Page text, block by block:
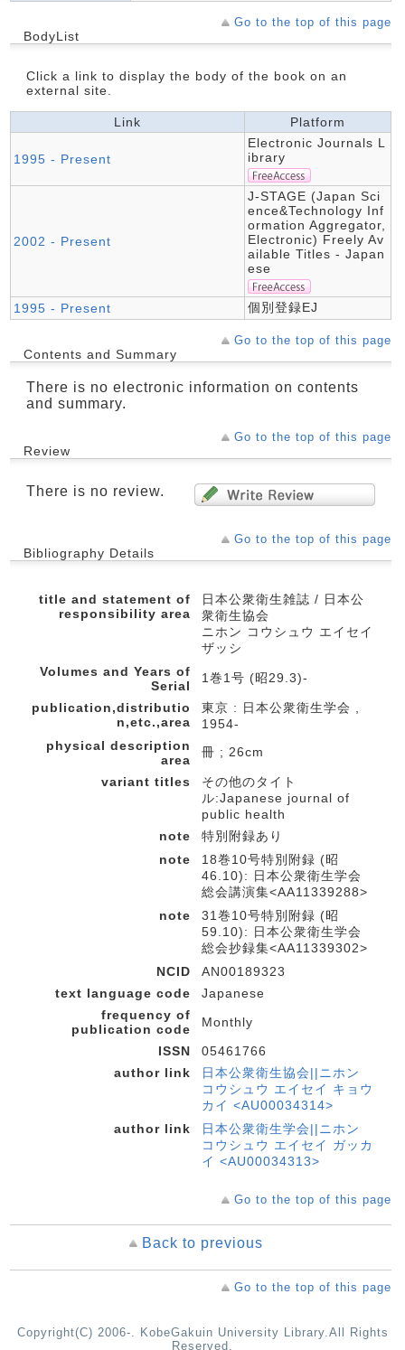
Go to the top of this page
BodyList
Click a link to display the body of the book on an
external site.
Link Platform
1995 - Present
Electronic Journals L
ibrary
2002 - Present
J-STAGE (Japan Sci
ence&Technology Inf
ormation Aggregator,
Electronic) Freely Av
ailable Titles - Japan
ese
1995 - Present 個別登録EJ
Go to the top of this page
Contents and Summary
There is no electronic information on contents
and summary.
Go to the top of this page
Review
There is no review.
Go to the top of this page
Bibliography Details
title and statement of
responsibility area
日本公衆衛生雑誌 / 日本公
衆衛生協会
ニホン コウシュウ エイセイ
ザッシ
Volumes and Years of
Serial
1巻1号 (昭29.3)-
publication,distributio
n,etc.,area
東京 : 日本公衆衛生学会 ,
1954-
physical description
area
冊 ; 26cm
variant titles
その他のタイト
ル:Japanese journal of
public health
note
特別附録あり
note
18巻10号特別附録 (昭
46.10): 日本公衆衛生学会
総会講演集<AA11339288>
note
31巻10号特別附録 (昭
59.10): 日本公衆衛生学会
総会抄録集<AA11339302>
NCID
AN00189323
text language code
Japanese
frequency of
publication code
Monthly
ISSN
05461766
author link
日本公衆衛生協会||ニホン
コウシュウ エイセイ キョウ
カイ <AU00034314>
author link
日本公衆衛生学会||ニホン
コウシュウ エイセイ ガッカ
イ <AU00034313>
Go to the top of this page
Back to previous
Go to the top of this page
Copyright(C) 2006-. KobeGakuin University Library.All Rights
Reserved.